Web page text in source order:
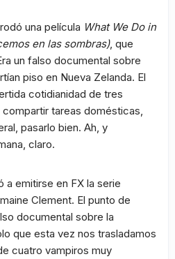
una película What We Do in
en las sombras), que
un falso documental sobre
piso en Nueva Zelanda. El
cotidianidad de tres
tareas domésticas,
pasarlo bien. Ah, y
claro.
a emitirse en FX la serie
Clement. El punto de
documental sobre la
que esta vez nos trasladamos
cuatro vampiros muy